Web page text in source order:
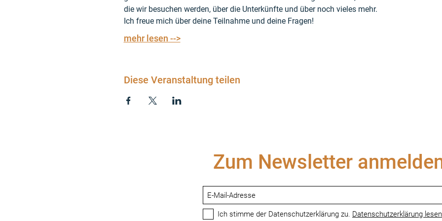
die wir besuchen werden, über die Unterkünfte und über noch vieles mehr.
Ich freue mich über deine Teilnahme und deine Fragen!
mehr lesen -->
Diese Veranstaltung teilen
Zum Newsletter
Ich stimme der Datenschutzerklärung zu. Datenschutzerklärung lesen